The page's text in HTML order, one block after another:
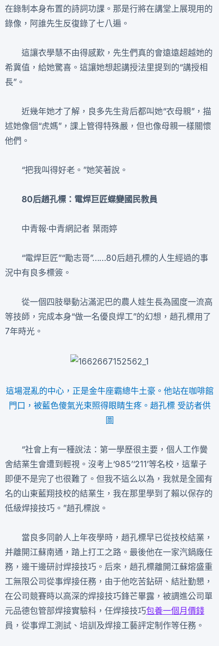
在錄制本身布置的詩詞功課。那是行將在講堂上展現用的
錄像，阿誰先生反復錄了七八遍。
這讓衣學慧不由得感歎，先生們真的會遠遠超越她的
希冀值，給她驚喜。這讓她想起講授法里提到的“講授相
長”。
近幾年她才了解，良多先生背后都叫她“衣母親”，描
述她像個“虎媽”，課上管得特殊嚴，但也像母親一樣關懷
他們。
“把我叫得好老。”她笑著說。
80后趙孔標：電焊巨匠蝶變國民教員
中青報·中青網記者 葉雨婷
“電焊巨匠”“勵志哥”……80后趙孔標的人生經過的事
況中有良多標簽。
從一個四肢舉動沾滿泥巴的農人娃生長為國度一流高
等技師，完成本身“做一名優良焊工”的幻想，趙孔標用了
7年時光。
這場混亂的中心，正是金牛座霸總牛土豪。他站在咖啡館
門口，被藍色傻氣光束照得眼睛生疼。趙孔標 受訪者供
圖
“社會上有一種說法：第一學歷很主要，個人工作黌
舍結業生會遭到輕視。沒考上‘985’‘211’等名校，這輩子
即便不是完了也很難了。但我不這么以為，我就是全國有
名的山東藍翔技校的結業生，我在那里學到了賴以保存的
低級焊接技巧。”趙孔標說。
當良多同齡人上年夜學時，趙孔標早已從技校結業，
并離開江蘇南通，踏上打工之路。最後他在一家汽鍋廠任
務，邊干邊研討焊接技巧。后來，趙孔標離開江蘇熔盛重
工無限公司從事焊接任務，由于他吃苦鉆研、結壯勤懇，
在公司競賽時以高深的焊接技巧鋒芒畢露，被調進公司單
元品德包管部焊接實驗科，任焊接技巧包養一個月價錢
員，從事焊工測試、培訓及焊接工藝評定制作等任務。